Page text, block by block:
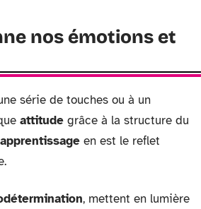
nos émotions et
série de touches ou à un
attitude grâce à la structure du
en est le reflet
, mettent en lumière